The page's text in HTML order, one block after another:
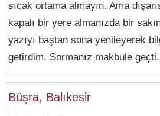
sıcak ortama almayın. Ama
kapalı bir yere almanızda bir
yazıyı baştan sona yenileyerek
getirdim. Sormanız makbule
Büşra, Balıkesir